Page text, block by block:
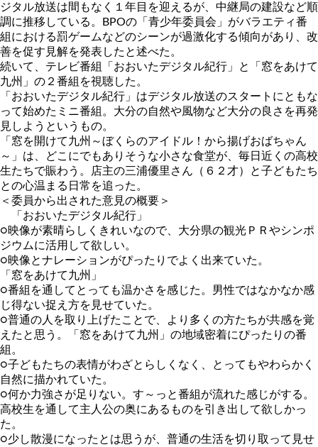
ジタル放送は間もなく１年目を迎えるが、中継局の建設など順
調に推移している。BPOの「青少年委員会」がバラエティ番
組における罰ゲームなどのシーンが過激化する傾向があり、改
善を促す見解を発表したと述べた。
続いて、テレビ番組「おおいたデジタル紀行」と「窓をあけて
九州」の２番組を視聴した。
「おおいたデジタル紀行」はデジタル放送のスタートにともな
って始めたミニ番組。大分の自然や風物など大分の良さを再発
見しようというもの。
「窓を開けて九州～ぼくらのアイドル！から揚げおばちゃん
～」は、どこにでもありそうな小さな食堂が、毎日近くの高校
生たちで賑わう。店主の三浦優里さん（６２才）と子どもたち
との心温まる日常を追った。
＜委員から出された意見の概要＞
「おおいたデジタル紀行」
○映像が素晴らしくきれいなので、大分県の観光ＰＲやシンポ
ジウムに活用して欲しい。
○映像とナレーションがぴったりでよく出来ていた。
「窓をあけて九州」
○番組を通してとっても温かさを感じた。男性ではなかなか感
じ得ない捉え方を見せていた。
○普通の人を取り上げたことで、より多くの方たちが共感を覚
えたと思う。「窓をあけて九州」の地域密着にぴったりの番
組。
○子どもたちの表情がわざとらしくなく、とってもやわらかく
自然に描かれていた。
○何か力強さが足りない。す～っと番組が流れた感じがする。
高校生を通して主人公の奥にあるものを引き出して欲しかっ
た。
○少し散漫になったとは思うが、普通の生活を切り取って見せ